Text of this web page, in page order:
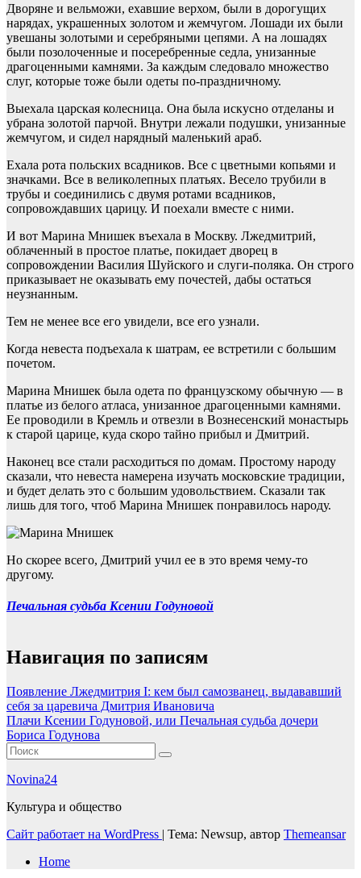
Дворяне и вельможи, ехавшие верхом, были в дорогущих
нарядах, украшенных золотом и жемчугом. Лошади их были
увешаны золотыми и серебряными цепями. А на лошадях
были позолоченные и посеребренные седла, унизанные
драгоценными камнями. За каждым следовало множество
слуг, которые тоже были одеты по-праздничному.
Выехала царская колесница. Она была искусно отделаны и
убрана золотой парчой. Внутри лежали подушки, унизанные
жемчугом, и сидел нарядный маленький араб.
Ехала рота польских всадников. Все с цветными копьями и
значками. Все в великолепных платьях. Весело трубили в
трубы и соединились с двумя ротами всадников,
сопровождавших царицу. И поехали вместе с ними.
И вот Марина Мнишек въехала в Москву. Лжедмитрий,
облаченный в простое платье, покидает дворец в
сопровождении Василия Шуйского и слуги-поляка. Он строго
приказывает не оказывать ему почестей, дабы остаться
неузнанным.
Тем не менее все его увидели, все его узнали.
Когда невеста подъехала к шатрам, ее встретили с большим
почетом.
Марина Мнишек была одета по французскому обычную — в
платье из белого атласа, унизанное драгоценными камнями.
Ее проводили в Кремль и отвезли в Вознесенский монастырь
к старой царице, куда скоро тайно прибыл и Дмитрий.
Наконец все стали расходиться по домам. Простому народу
сказали, что невеста намерена изучать московские традиции,
и будет делать это с большим удовольствием. Сказали так
лишь для того, чтоб Марина Мнишек понравилось народу.
Но скорее всего, Дмитрий учил ее в это время чему-то
другому.
Печальная судьба Ксении Годуновой
Навигация по записям
Появление Лжедмитрия I: кем был самозванец, выдававший
себя за царевича Дмитрия Ивановича
Плачи Ксении Годуновой, или Печальная судьба дочери
Бориса Годунова
Novina24
Культура и общество
Сайт работает на WordPress | Тема: Newsup, автор Themeansar
Home